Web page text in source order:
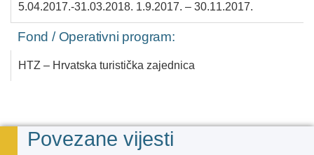
5.04.2017.-31.03.2018. 1.9.2017. – 30.11.2017.
Fond / Operativni program:
HTZ – Hrvatska turistička zajednica
Povezane vijesti